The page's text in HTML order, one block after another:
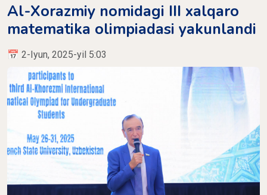
Al-Xorazmiy nomidagi III xalqaro
matematika olimpiadasi yakunlandi
📅 2-Iyun, 2025-yil 5:03